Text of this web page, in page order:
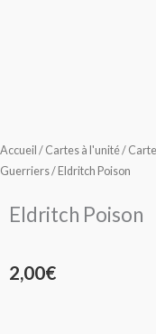
Accueil / Cartes à l'unité/
Guerriers/ Eldritch Poison
Eldritch Poison
2,00€